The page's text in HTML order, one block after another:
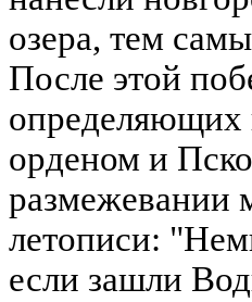
озера, тем
После этой
орденом и
размежевании
летописи:
если зашли